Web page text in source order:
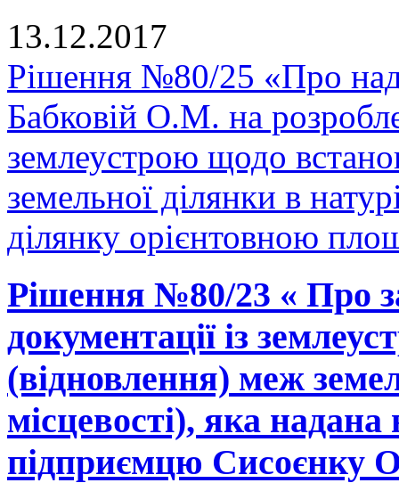
13.12.2017
Рішення №80/25 «Про
Бабковій О.М. на
землеустрою щодо
земельної ділянки в
ділянку орієнтовною
Рішення №80/23 « Про
документації із
(відновлення) меж
місцевості), яка надана
підприємцю Сисоєнку